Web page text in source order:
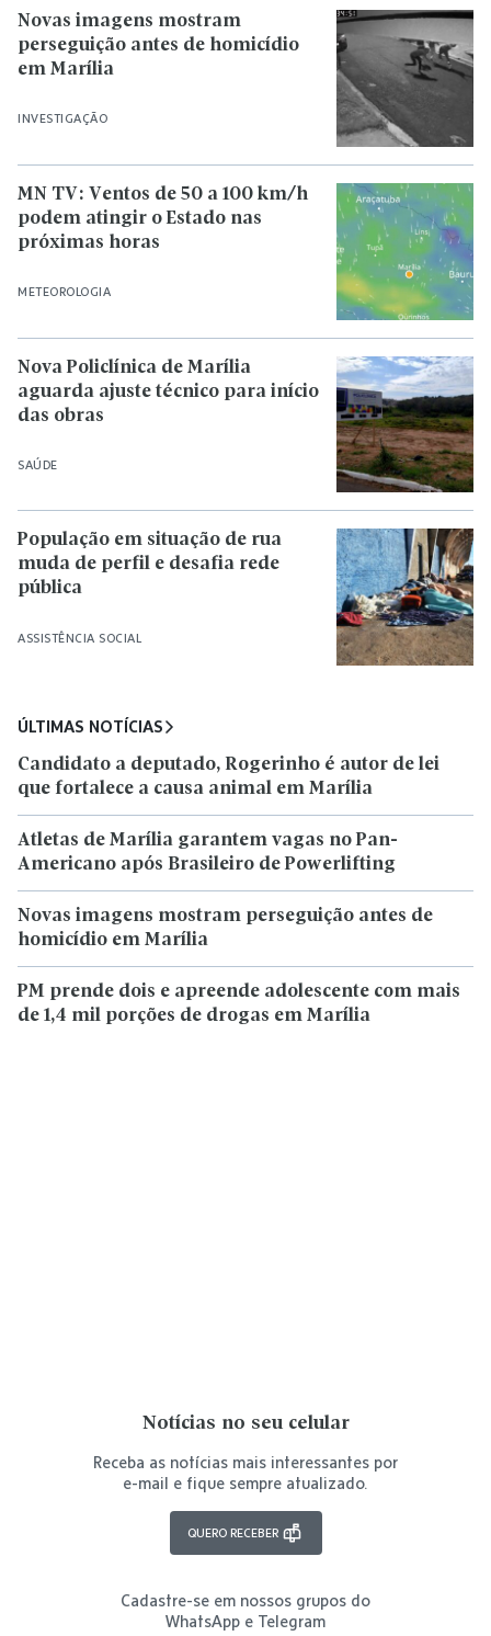
INVESTIGAÇÃO
Novas imagens mostram
perseguição antes de homicídio
em Marília
METEOROLOGIA
MN TV: Ventos de 50 a 100 km/h
podem atingir o Estado nas
próximas horas
SAÚDE
Nova Policlínica de Marília
aguarda ajuste técnico para início
das obras
ASSISTÊNCIA SOCIAL
População em situação de rua
muda de perfil e desafia rede
pública
ÚLTIMAS NOTÍCIAS
Candidato a deputado, Rogerinho é autor de lei
que fortalece a causa animal em Marília
Atletas de Marília garantem vagas no Pan-
Americano após Brasileiro de Powerlifting
Novas imagens mostram perseguição antes de
homicídio em Marília
PM prende dois e apreende adolescente com mais
de 1,4 mil porções de drogas em Marília
Notícias no seu celular
Receba as notícias mais interessantes por
e-mail e fique sempre atualizado.
QUERO RECEBER
Cadastre-se em nossos grupos do
WhatsApp e Telegram